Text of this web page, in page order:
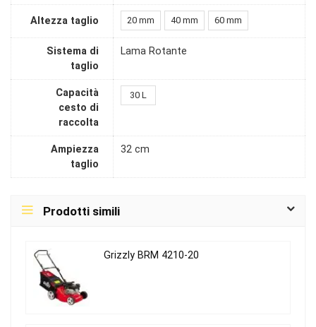
Altezza taglio 20 mm 40 mm 60 mm
Sistema di
taglio
Lama Rotante
Capacità
cesto di
raccolta
30 L
Ampiezza
taglio
32 cm
Prodotti simili
Grizzly BRM 4210-20